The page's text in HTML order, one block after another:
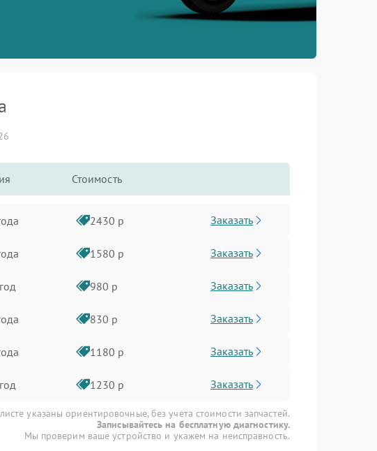
Стоимость
2430 р Заказать
1580 р Заказать
980 р Заказать
830 р Заказать
1180 р Заказать
1230 р Заказать
указаны ориентировочные, без учета стоимости запчастей.
Записывайтесь на бесплатную диагностику.
Мы проверим ваше устройство и укажем на неисправность.